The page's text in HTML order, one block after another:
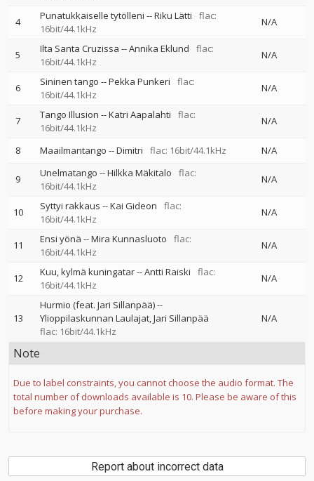
4 Punatukkaiselle tytölleni --Riku Lätti
flac:
16bit/44.1kHz
N/A
5 Ilta Santa Cruzissa --Annika Eklund
flac:
16bit/44.1kHz
N/A
6 Sininen tango --Pekka Punkeri
flac:
16bit/44.1kHz
N/A
7 Tango Illusion --Katri Aapalahti
flac:
16bit/44.1kHz
N/A
8 Maailmantango --Dimitri flac: 16bit/44.1kHz N/A
9 Unelmatango --Hilkka Mäkitalo
flac:
16bit/44.1kHz
N/A
10 Syttyi rakkaus --Kai Gideon
flac:
16bit/44.1kHz
N/A
11 Ensi yönä --Mira Kunnasluoto
flac:
16bit/44.1kHz
N/A
12 Kuu, kylmä kuningatar--Antti Raiski
flac:
16bit/44.1kHz
N/A
13
Hurmio (feat. Jari Sillanpää)--
Ylioppilaskunnan Laulajat Jari Sillanpää
flac: 16bit/44.1kHz
N/A
Note
Due to label constraints, you cannot choose the audio format. The
total number of downloads available is 10. Please be aware of this
before making your purchase.
Report about incorrect data